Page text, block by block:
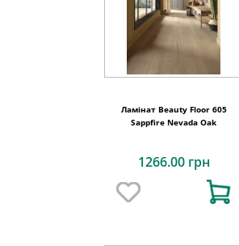
Ламінат Beauty Floor 605
Sappfire Nevada Oak
1266.00 грн